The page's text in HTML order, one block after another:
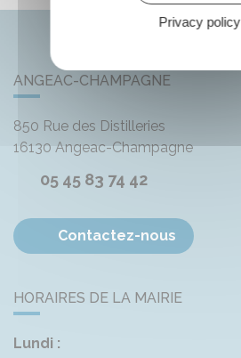
ANGEAC-CHAMPAGNE
850 Rue des Distilleries
16130 Angeac-Champagne
05 45 83 74 42
Contactez-nous
HORAIRES DE LA MAIRIE
Lundi :
Privacy policy